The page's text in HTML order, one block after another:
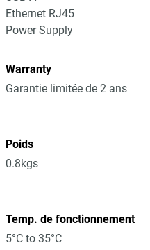
Ethernet RJ45
Power Supply
Warranty
Garantie limitée de 2 ans
Poids
0.8kgs
Temp. de fonctionnement
5°C to 35°C